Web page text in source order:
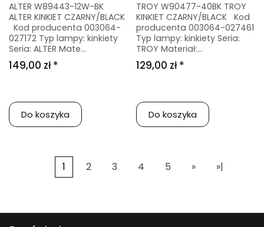
ALTER W89443-12W-BK
ALTER KINKIET CZARNY/BLACK
Kod producenta 003064-
027172 Typ lampy: kinkiety
Seria: ALTER Mate...
149,00 zł *
Do koszyka
TROY W90477-40BK TROY
KINKIET CZARNY/BLACK Kod
producenta 003064-027461
Typ lampy: kinkiety Seria:
TROY Materiał:...
129,00 zł *
Do koszyka
1 2 3 4 5 » »|